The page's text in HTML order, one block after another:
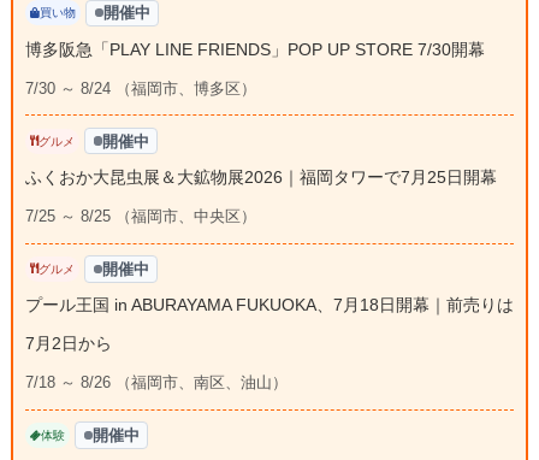
買い物 開催中
博多阪急「PLAY LINE FRIENDS」POP UP STORE 7/30開幕
7/30 ～ 8/24 （福岡市、博多区）
グルメ 開催中
ふくおか大昆虫展＆大鉱物展2026｜福岡タワーで7月25日開幕
7/25 ～ 8/25 （福岡市、中央区）
グルメ 開催中
プール王国 in ABURAYAMA FUKUOKA、7月18日開幕｜前売りは
7月2日から
7/18 ～ 8/26 （福岡市、南区、油山）
体験 開催中